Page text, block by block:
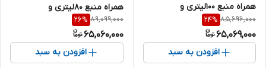
همراه منبع ۱۰۰لیتری و
اتومات،درجه،۵راهی
85,696,000
24%
65,069,000
افزودن به سبد
همراه منبع ۸۰لیتری و
اتومات،درجه
89,099,000
26%
65,060,000
افزودن به سبد